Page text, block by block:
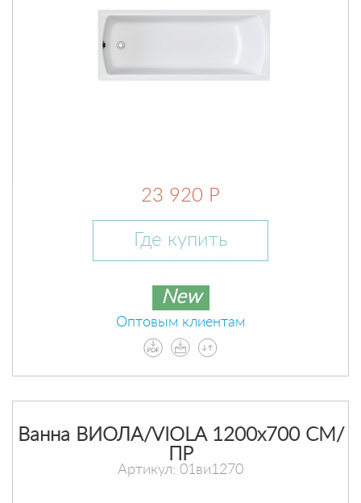
23 920 Р
Где купить
New
Оптовым клиентам
Ванна ВИОЛА/VIOLA 1200х700 СМ/
ПР
Артикул: 01ви1270